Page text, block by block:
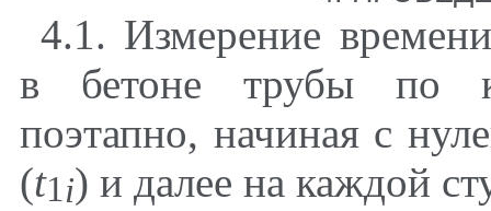
4.1. Измерение
в бетоне трубы по
поэтапно, начиная с
(t1i) и далее на каждой